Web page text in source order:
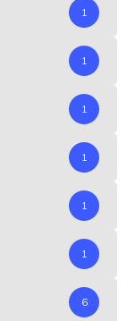
1
1
1
1
1
1
6